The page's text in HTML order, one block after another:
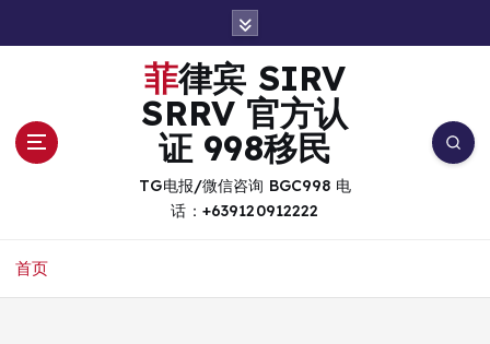
菲律宾 SIRV
SRRV 官方认
证 998移民
TG电报/微信咨询 BGC998 电
话：+639120912222
首页